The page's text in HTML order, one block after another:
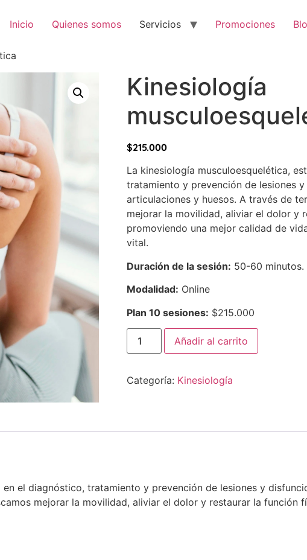
Inicio Quienes somos Servicios Promociones
Kinesiología
$215.000
La kinesiología musculoesquelética,
tratamiento y prevención de lesiones
articulaciones y huesos. A través de
mejorar la movilidad, aliviar el dolor y
promoviendo una mejor calidad de
vital.
Duración de la sesión: 50-60 minutos.
Modalidad: Online
Plan 10 sesiones: $215.000
Añadir al carrito
Categoría: Kinesiología
el diagnóstico, tratamiento y prevención de lesiones y
mejorar la movilidad, aliviar el dolor y restaurar la función